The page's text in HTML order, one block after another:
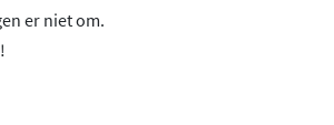
er niet om.